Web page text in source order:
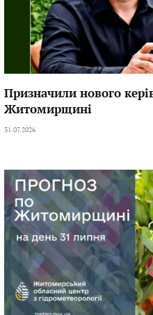
Призначили нового
Житомирщині
31.07.2026